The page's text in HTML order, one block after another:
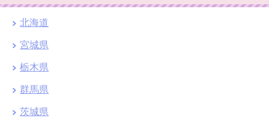
北海道
宮城県
栃木県
群馬県
茨城県